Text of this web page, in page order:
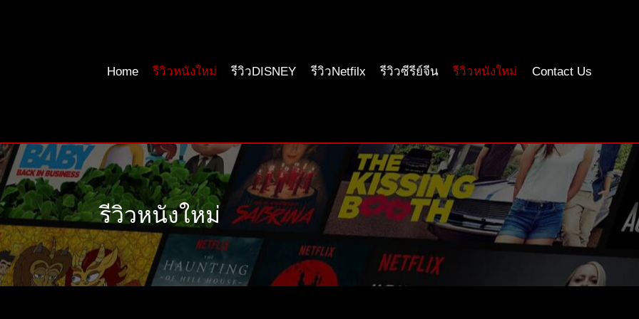
Home
รีวิวหนังใหม่ รีวิวDISNEY รีวิวNetfilx รีวิวซีรีย์จีน รีวิวหนังใหม่ Contact Us
รีวิวหนังใหม่